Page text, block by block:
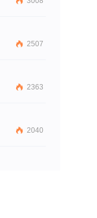
2507
2363
2040